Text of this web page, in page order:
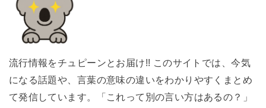
流行情報をチュピーンとお届け!! このサイトでは、今気
になる話題や、言葉の意味の違いをわかりやすくまとめ
て発信しています。「これって別の言い方はあるの？」